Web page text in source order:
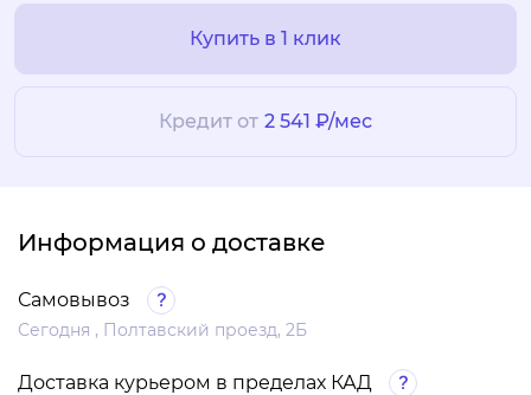
Купить в 1 клик
Кредит от 2 541 ₽/мес
Информация о доставке
Самовывоз
Сегодня , Полтавский проезд, 2Б
Доставка курьером в пределах КАД